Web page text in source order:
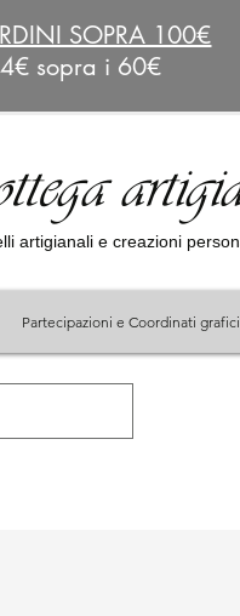
SOPRA 100€
sopra i 60€
artigianali e creazioni
Partecipazioni e Coordinati grafici